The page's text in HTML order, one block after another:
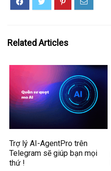
Related Articles
Trợ lý AI-AgentPro trên
Telegram sẽ giúp bạn mọi
thứ !